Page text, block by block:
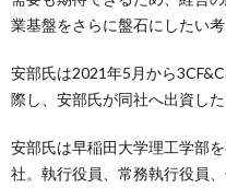
業基盤をさらに盤石にしたい考
安部氏は2021年5月から
際し、安部氏が同社へ出資し
安部氏は早稲田大学理工学部
社。執行役員、常務執行役員